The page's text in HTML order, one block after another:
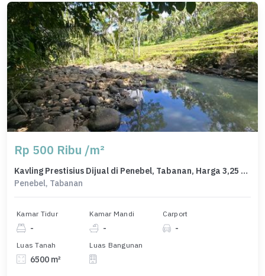
Rp 500 Ribu /m²
Kavling Prestisius Dijual di Penebel, Tabanan, Harga 3,25 Miliar
Penebel, Tabanan
Kamar Tidur
-
Kamar Mandi
-
Carport
-
Luas Tanah
6500 m²
Luas Bangunan